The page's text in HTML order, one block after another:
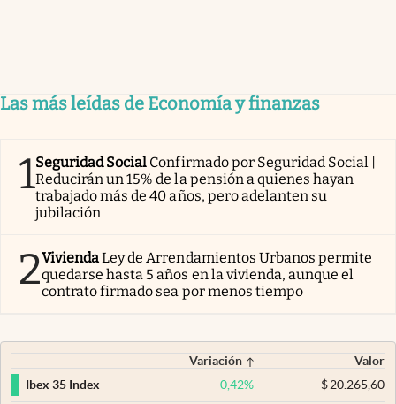
Las más leídas de Economía y finanzas
1Seguridad Social Confirmado por Seguridad Social |
Reducirán un 15% de la pensión a quienes hayan
trabajado más de 40 años, pero adelanten su
jubilación
2ViviendaLey de Arrendamientos Urbanos permite
quedarse hasta 5 años en la vivienda, aunque el
contrato firmado sea por menos tiempo
Variación
Valor
Ibex 35 Index
0,42% $20.265,60